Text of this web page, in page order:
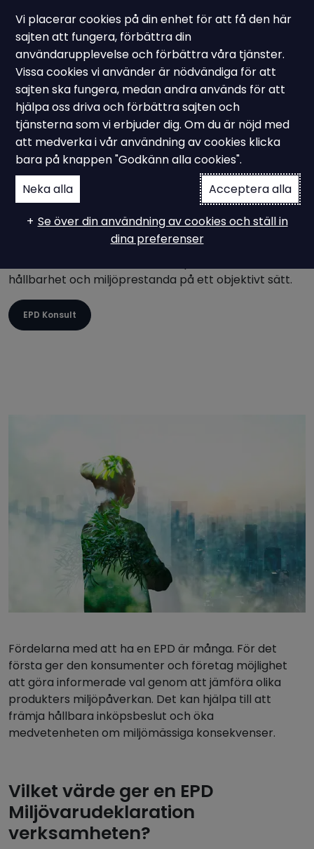
EPD & LCA
Vad är EPD
Miljövarudeklaration?
En EPD Miljövarudeklaration, eller Environmental
information om en produkts miljöpåverkan under
hela dess livscykel. Det är ett verktyg som används
hållbarhet och miljöprestanda på ett objektivt sätt.
EPD Konsult
Fördelarna med att ha en EPD är många. För det
första ger den konsumenter och företag möjlighet
att göra informerade val genom att jämföra olika
produkters miljöpåverkan. Det kan hjälpa till att
främja hållbara inköpsbeslut och öka
medvetenheten om miljömässiga konsekvenser.
Vilket värde ger en EPD
Miljövarudeklaration
verksamheten?
Vi placerar cookies på din enhet för att få den här
sajten att fungera, förbättra din
användarupplevelse och förbättra våra tjänster.
Vissa cookies vi använder är nödvändiga för att
sajten ska fungera, medan andra används för att
hjälpa oss driva och förbättra sajten och
tjänsterna som vi erbjuder dig. Om du är nöjd med
att medverka i vår användning av cookies klicka
bara på knappen "Godkänn alla cookies".
Acceptera alla
Neka alla
Se över din användning av cookies och ställ in
dina preferenser